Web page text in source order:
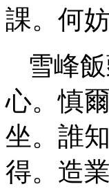
課。何
雪峰
心。慎
坐。誰
得。造